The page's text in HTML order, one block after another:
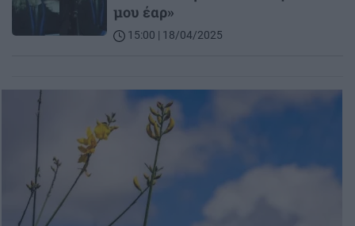
μου έαρ»
15:00 | 18/04/2025